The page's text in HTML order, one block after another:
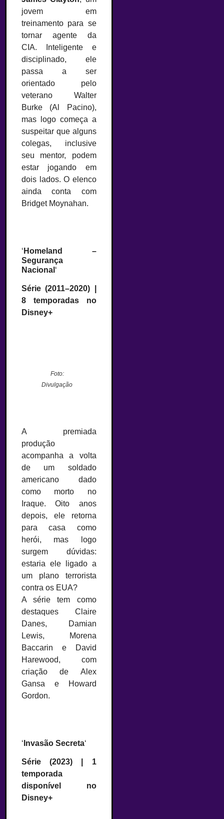
jovem em
treinamento para se
tornar agente da
CIA. Inteligente e
disciplinado, ele
passa a ser
orientado pelo
veterano Walter
Burke (Al Pacino),
mas logo começa a
suspeitar que alguns
colegas, inclusive
seu mentor, podem
estar jogando em
dois lados. O elenco
ainda conta com
Bridget Moynahan.
‘ Homeland –
Segurança
Nacional ‘
Série (2011–2020) |
8 temporadas no
Disney+
Foto:
Divulgação
A premiada
produção
acompanha a volta
de um soldado
americano dado
como morto no
Iraque. Oito anos
depois, ele retorna
para casa como
herói, mas logo
surgem dúvidas:
estaria ele ligado a
um plano terrorista
contra os EUA?
A série tem como
destaques Claire
Danes, Damian
Lewis, Morena
Baccarin e David
Harewood, com
criação de Alex
Gansa e Howard
Gordon.
‘ Invasão Secreta‘
Série (2023) | 1
temporada
disponível no
Disney+